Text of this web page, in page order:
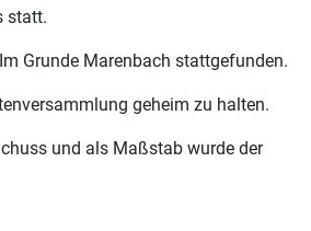
statt.
Grunde Marenbach stattgefunden.
geheim zu halten.
und als Maßstab wurde der